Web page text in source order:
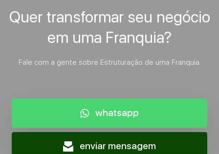
Quer transformar seu negócio
em uma Franquia?
Fale com a gente sobre Estruturação de uma Franquia.
whatsapp
enviar mensagem